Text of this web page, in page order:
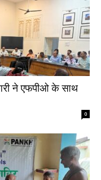
ने एफपीओ के साथ
0